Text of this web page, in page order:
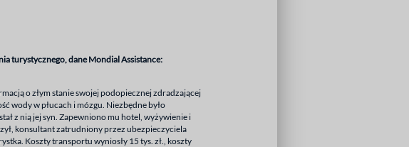
turystycznego, dane Mondial Assistance:
o złym stanie swojej podopiecznej zdradzającej
wody w płucach i mózgu. Niezbędne było
z nią jej syn. Zapewniono mu hotel, wyżywienie i
konsultant zatrudniony przez ubezpieczyciela
Koszty transportu wyniosły 15 tys. zł., koszty